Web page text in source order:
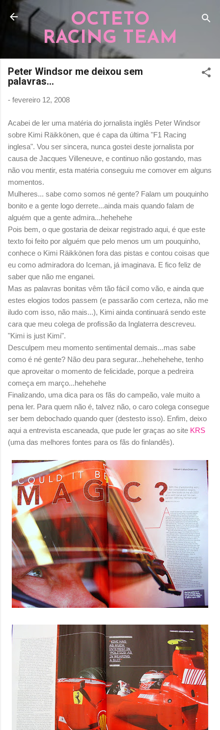
Pular para o conteúdo principal
OCTETO
RACING TEAM
Peter Windsor me deixou sem
palavras...
- fevereiro 12, 2008
Acabei de ler uma matéria do jornalista inglês Peter Windsor
sobre Kimi Räikkönen, que é capa da última "F1 Racing
inglesa". Vou ser sincera, nunca gostei deste jornalista por
causa de Jacques Villeneuve, e continuo não gostando, mas
não vou mentir, esta matéria conseguiu me comover em alguns
momentos.
Mulheres... sabe como somos né gente? Falam um pouquinho
bonito e a gente logo derrete...ainda mais quando falam de
alguém que a gente admira...hehehehe
Pois bem, o que gostaria de deixar registrado aqui, é que este
texto foi feito por alguém que pelo menos um um pouquinho,
conhece o Kimi Räikkönen fora das pistas e contou coisas que
eu como admiradora do Iceman, já imaginava. E fico feliz de
saber que não me enganei.
Mas as palavras bonitas vêm tão fácil como vão, e ainda que
estes elogios todos passem (e passarão com certeza, não me
iludo com isso, não mais...), Kimi ainda continuará sendo este
cara que meu colega de profissão da Inglaterra descreveu.
"Kimi is just Kimi".
Desculpem meu momento sentimental demais...mas sabe
como é né gente? Não deu para segurar...hehehehehe, tenho
que aproveitar o momento de felicidade, porque a pedreira
começa em março...hehehehe
Finalizando, uma dica para os fãs do campeão, vale muito a
pena ler. Para quem não é, talvez não, o caro colega consegue
ser bem debochado quando quer (destesto isso). Enfim, deixo
aqui a entrevista escaneada, que pude ler graças ao site KRS
(uma das melhores fontes para os fãs do finlandês).